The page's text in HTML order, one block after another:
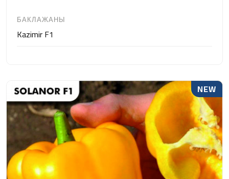
БАКЛАЖАНЫ
Kazimir F1
NEW